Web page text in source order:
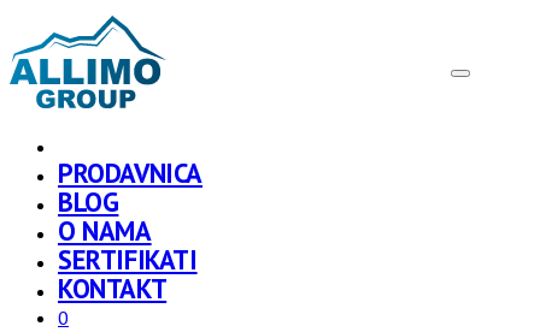
PRODAVNICA
BLOG
O NAMA
SERTIFIKATI
KONTAKT
0